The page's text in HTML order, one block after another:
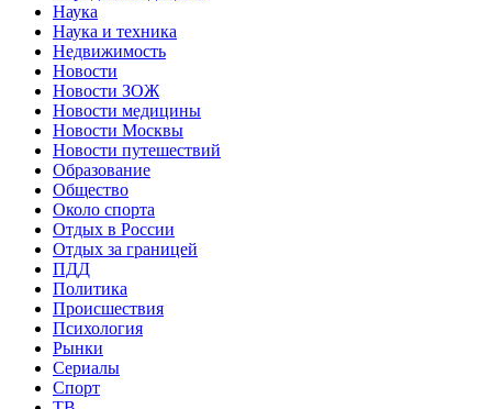
Наука
Наука и техника
Недвижимость
Новости
Новости ЗОЖ
Новости медицины
Новости Москвы
Новости путешествий
Образование
Общество
Около спорта
Отдых в России
Отдых за границей
ПДД
Политика
Происшествия
Психология
Рынки
Сериалы
Спорт